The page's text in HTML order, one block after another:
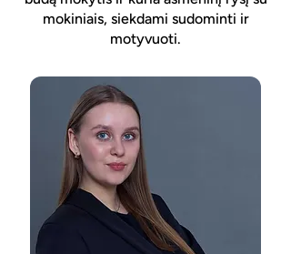
mokiniais, siekdami sudominti ir
motyvuoti.